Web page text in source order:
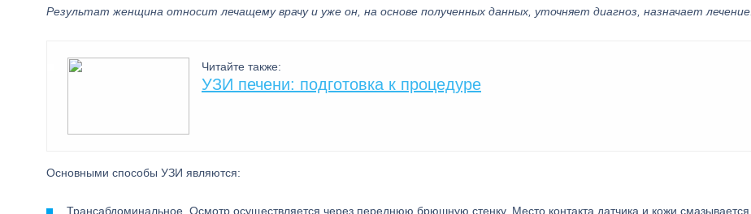
Результат женщина относит лечащему врачу и уже он, на основе полученных данных, уточняет диагноз, назначает лечение.
Читайте также:
УЗИ печени: подготовка к процедуре
Основными способы УЗИ являются:
Трансабдоминальное. Осмотр осуществляется через переднюю брюшную стенку. Место контакта датчика и кожи смазывается